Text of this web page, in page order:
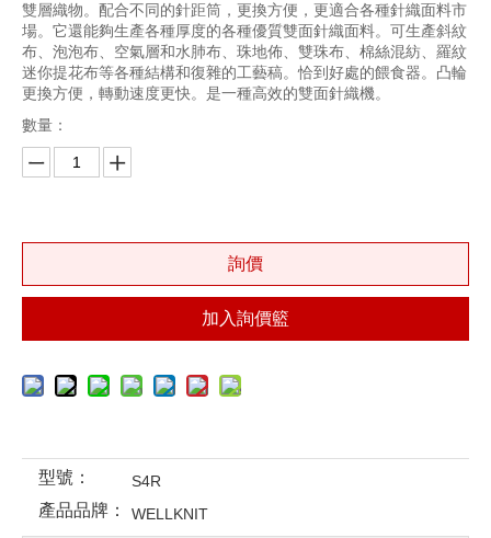
雙層織物。配合不同的針距筒，更換方便，更適合各種針織面料市
場。它還能夠生產各種厚度的各種優質雙面針織面料。可生產斜紋
布、泡泡布、空氣層和水肺布、珠地佈、雙珠布、棉絲混紡、羅紋
迷你提花布等各種結構和復雜的工藝稿。恰到好處的餵食器。凸輪
更換方便，轉動速度更快。是一種高效的雙面針織機。
數量：
詢價
加入詢價籃
型號： S4R
產品品牌： WELLKNIT